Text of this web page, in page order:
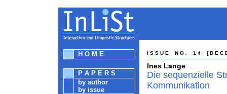
H O M E
P A P E R S
by author
by issue
I S S U E N O . 1 4 [ D E C
Ines Lange
Die sequenzielle
Kommunikation